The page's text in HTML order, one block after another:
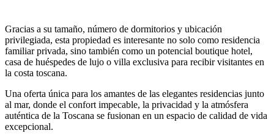
Gracias a su tamaño, número de dormitorios y ubicación
privilegiada, esta propiedad es interesante no solo como residencia
familiar privada, sino también como un potencial boutique hotel,
casa de huéspedes de lujo o villa exclusiva para recibir visitantes en
la costa toscana.
Una oferta única para los amantes de las elegantes residencias junto
al mar, donde el confort impecable, la privacidad y la atmósfera
auténtica de la Toscana se fusionan en un espacio de calidad de vida
excepcional.